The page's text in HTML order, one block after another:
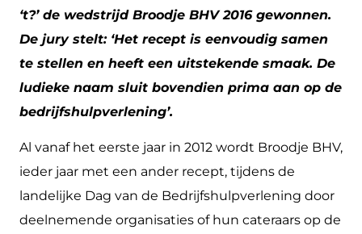
‘t?’ de wedstrijd Broodje BHV 2016 gewonnen.
De jury stelt: ‘Het recept is eenvoudig samen
te stellen en heeft een uitstekende smaak. De
ludieke naam sluit bovendien prima aan op de
bedrijfshulpverlening’.
Al vanaf het eerste jaar in 2012 wordt Broodje BHV,
ieder jaar met een ander recept, tijdens de
landelijke Dag van de Bedrijfshulpverlening door
deelnemende organisaties of hun cateraars op de